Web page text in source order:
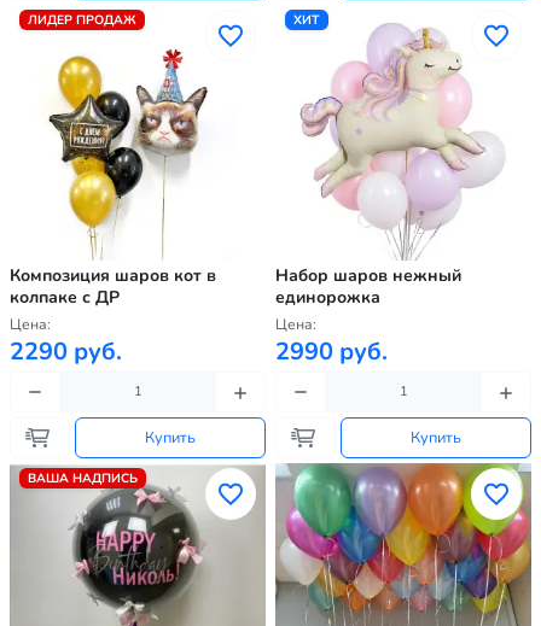
ЛИДЕР ПРОДАЖ
Композиция шаров кот в
колпаке с ДР
Цена:
2290 руб.
Купить
ХИТ
Набор шаров нежный
единорожка
Цена:
2990 руб.
Купить
ВАША НАДПИСЬ